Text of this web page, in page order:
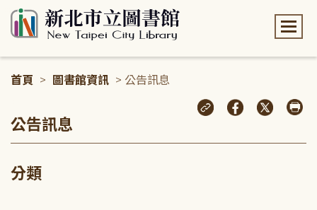
首頁 > 圖書館資訊 > 公告訊息
公告訊息
分類